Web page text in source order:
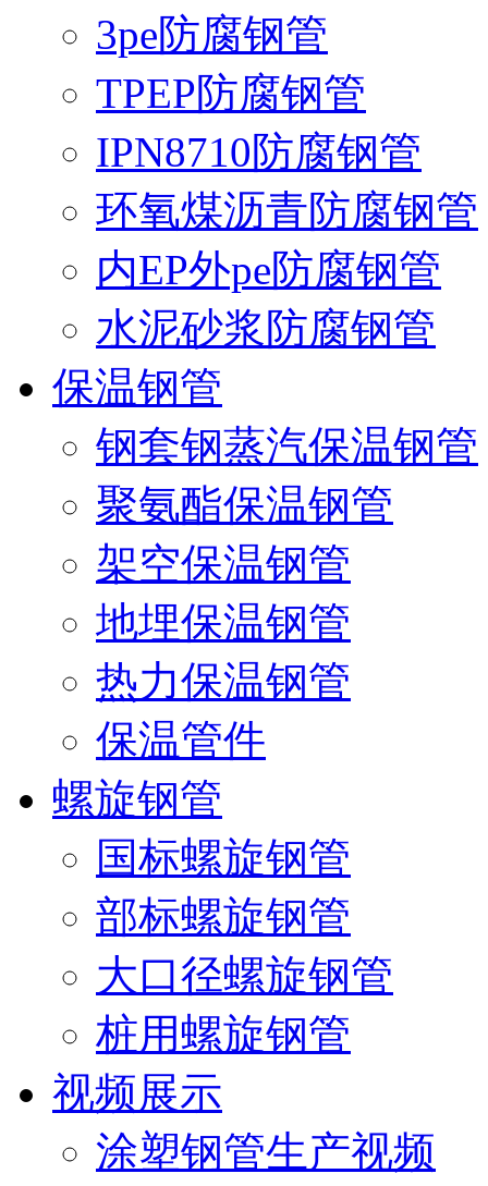
3pe防腐钢管
TPEP防腐钢管
IPN8710防腐钢管
环氧煤沥青防腐钢管
内EP外pe防腐钢管
水泥砂浆防腐钢管
保温钢管
钢套钢蒸汽保温钢管
聚氨酯保温钢管
架空保温钢管
地埋保温钢管
热力保温钢管
保温管件
螺旋钢管
国标螺旋钢管
部标螺旋钢管
大口径螺旋钢管
桩用螺旋钢管
视频展示
涂塑钢管生产视频